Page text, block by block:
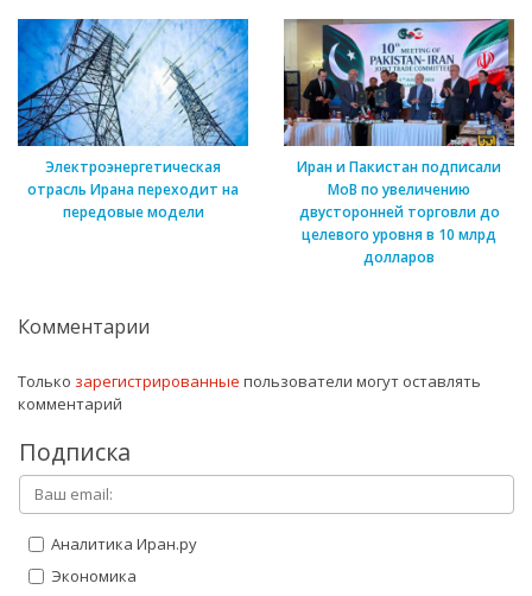
Электроэнергетическая
отрасль Ирана переходит на
передовые модели
Иран и Пакистан подписали
МоВ по увеличению
двусторонней торговли до
целевого уровня в 10 млрд
долларов
Комментарии
Только зарегистрированные пользователи могут оставлять
комментарий
Подписка
Аналитика Иран.ру
Экономика